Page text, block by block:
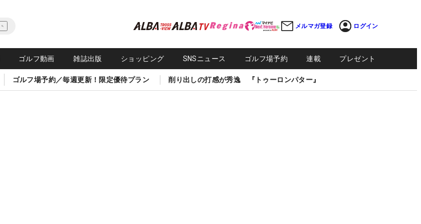
メルマガ登録 ログイン
ゴルフ動画 雑誌出版 ショッピング SNSニュース ゴルフ場予約 連載 プレゼント
ゴルフ場予約／毎週更新！限定優待プラン 削り出しの打感が秀逸 『トゥーロンパター』